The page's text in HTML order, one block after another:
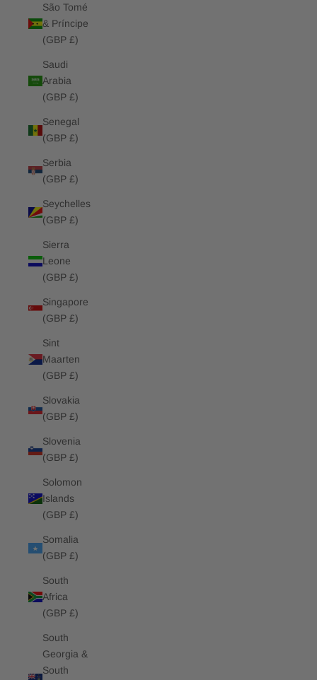
São Tomé
& Príncipe
(GBP £)
Saudi
Arabia
(GBP £)
Senegal
(GBP £)
Serbia
(GBP £)
Seychelles
(GBP £)
Sierra
Leone
(GBP £)
Singapore
(GBP £)
Sint
Maarten
(GBP £)
Slovakia
(GBP £)
Slovenia
(GBP £)
Solomon
Islands
(GBP £)
Somalia
(GBP £)
South
Africa
(GBP £)
South
Georgia &
South